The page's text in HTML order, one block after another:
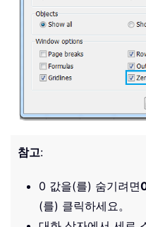
참고:
0 값을(를) 숨기려면
(를) 클릭하세요。